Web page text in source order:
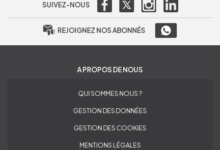
SUIVEZ-NOUS
REJOIGNEZ NOS ABONNÉS
A PROPOS DE NOUS
QUI SOMMES NOUS ?
GESTION DES DONNÉES
GESTION DES COOKIES
MENTIONS LÉGALES